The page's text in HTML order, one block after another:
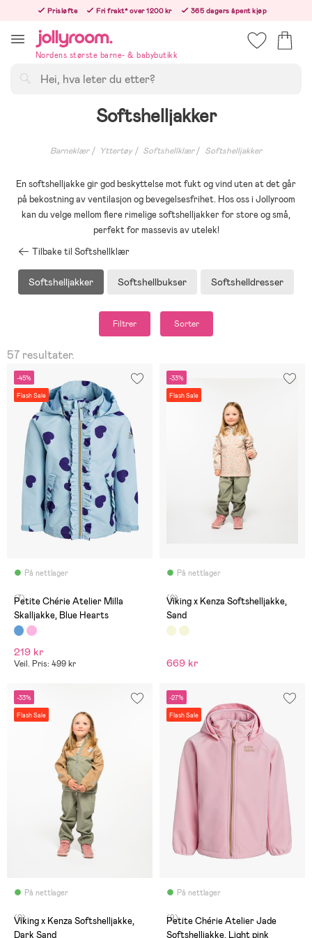
innehållet
Prisløfte Fri frakt* over 1200 kr
365 dagers åpent kjøp
Nordens største barne- & babybutikk
Softshelljakker
Barneklær Yttertøy Softshellklær Softshelljakker
En softshelljakke gir god beskyttelse mot fukt og vind uten at det går
på bekostning av ventilasjon og bevegelsesfrihet. Hos oss i Jollyroom
kan du velge mellom flere rimelige softshelljakker for store og små,
perfekt for massevis av utelek!
Tilbake til Softshellklær
Softshelljakker Softshellbukser Softshelldresser
Filtrer Sorter
57 resultater.
-45%
Flash Sale
På nettlager
(7)
Petite Chérie Atelier Milla
Skalljakke, Blue Hearts
219 kr
Veil. Pris: 499 kr
-33%
Flash Sale
På nettlager
(0)
Viking x Kenza Softshelljakke,
Sand
669 kr
-33%
Flash Sale
På nettlager
(0)
Viking x Kenza Softshelljakke,
Dark Sand
-27%
Flash Sale
På nettlager
(9)
Petite Chérie Atelier Jade
Softshelljakke, Light pink